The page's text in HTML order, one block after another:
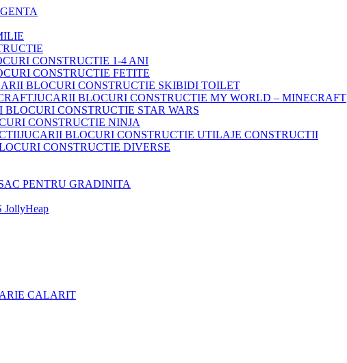
CONSTRUCTIE 1-4 ANI
CONSTRUCTIE FETITE
BLOCURI CONSTRUCTIE SKIBIDI TOILET
JUCARII BLOCURI CONSTRUCTIE MY WORLD – MINECRAFT
BLOCURI CONSTRUCTIE STAR WARS
CONSTRUCTIE NINJA
JUCARII BLOCURI CONSTRUCTIE UTILAJE CONSTRUCTII
CONSTRUCTIE DIVERSE
PENTRU GRADINITA
CALARIT